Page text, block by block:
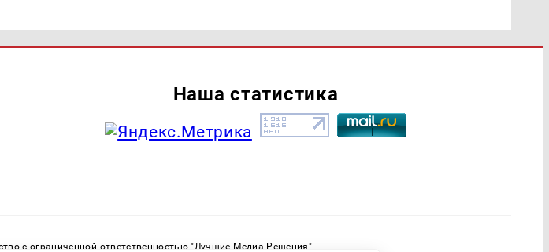
Наша статистика
с ограниченной ответственностью "Лучшие Медиа Решения"